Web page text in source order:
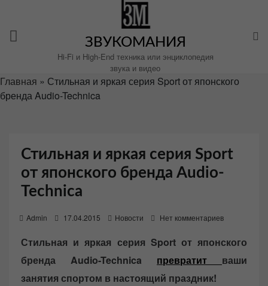
содержимому
ЗВУКОМАНИЯ
Hi-Fi и High-End техника или энциклопедия
звука и видео
Главная » Стильная и яркая серия Sport от японского
бренда Audio-Technica
Стильная и яркая серия Sport
от японского бренда Audio-
Technica
Admin
s
17.04.2015 Новости Нет комментариев
Стильная и яркая серия Sport от японского
бренда Audio-Technica превратит ваши
занятия спортом в настоящий праздник!